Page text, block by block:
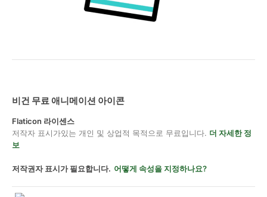
비건 무료 애니메이션 아이콘
Flaticon 라이센스
저작자 표시가있는 개인 및 상업적 목적으로 무료입니다. 더 자세한 정
보
저작권자 표시가 필요합니다. 어떻게 속성을 지정하나요?